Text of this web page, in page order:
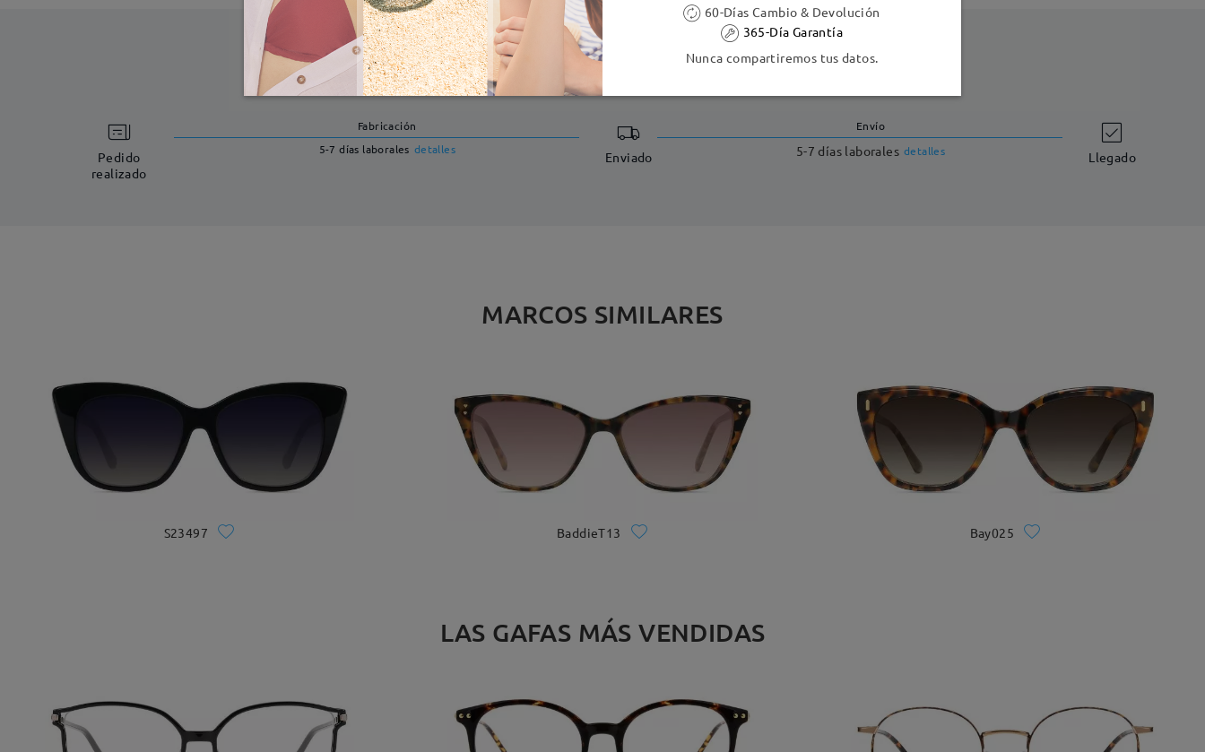
DELIVERY
Pedido
realizado
Fabricación
5-7 días laborales detalles Enviado
Envío
5-7 días laborales detalles Llegado
MARCOS SIMILARES
S23497 BaddieT13 Bay025
LAS GAFAS MÁS VENDIDAS
60-Días Cambio & Devolución
365-Día Garantía
Nunca compartiremos tus datos.